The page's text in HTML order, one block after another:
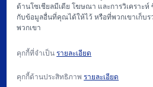
เกี่ยวกับเรา
สนับสนุน
ด้านโซเชียลมีเดีย โฆษณา และการวิเคราะ
กับข้อมูลอื่นที่คุณได้ให้ไว้ หรือที่พวกเขาเก็บร
พวกเขา
คุกกี้ที่จำเป็นรายละเอียด
คุกกี้ด้านประสิทธิภาพรายละเอียด